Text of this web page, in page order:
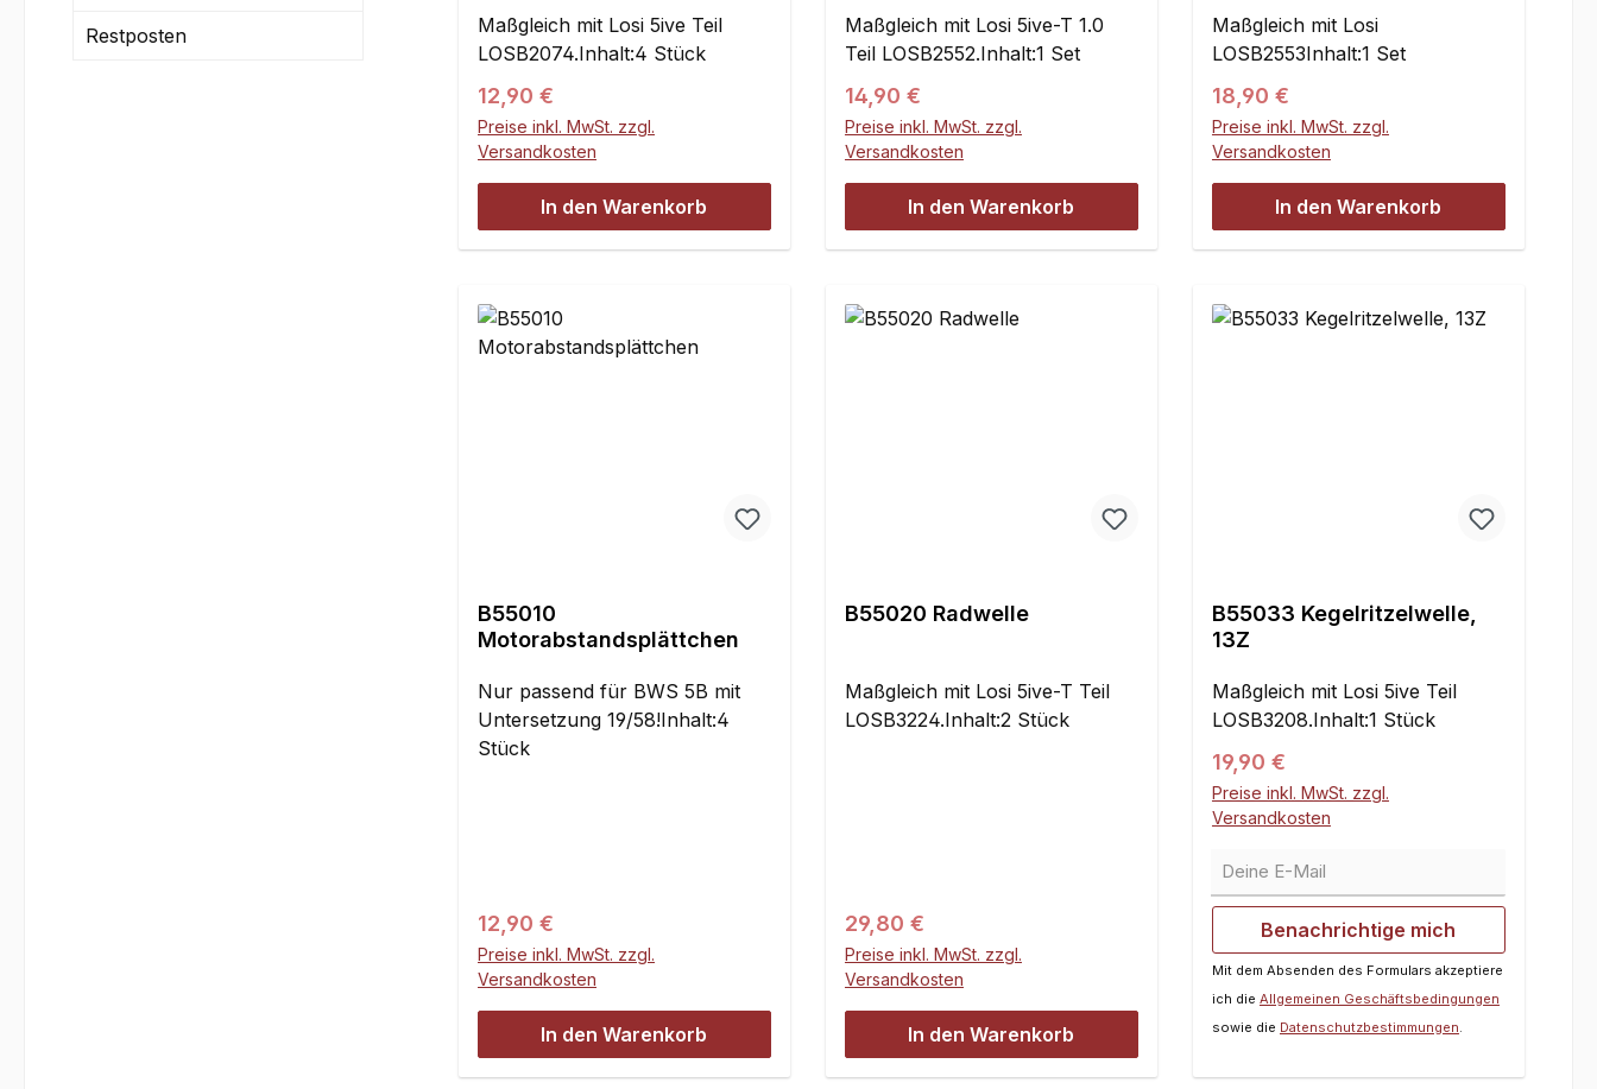
Restposten
Maßgleich mit Losi 5ive Teil
LOSB2074.Inhalt:4 Stück
Regulärer Preis:
12,90 €
Preise inkl. MwSt. zzgl.
Versandkosten
In den Warenkorb
Maßgleich mit Losi 5ive-T 1.0
Teil LOSB2552.Inhalt:1 Set
Regulärer Preis:
14,90 €
Preise inkl. MwSt. zzgl.
Versandkosten
In den Warenkorb
Maßgleich mit Losi
LOSB2553Inhalt:1 Set
Regulärer Preis:
18,90 €
Preise inkl. MwSt. zzgl.
Versandkosten
In den Warenkorb
B55010
Motorabstandsplättchen
Nur passend für BWS 5B mit
Untersetzung 19/58!Inhalt:4
Stück
Regulärer Preis:
12,90 €
Preise inkl. MwSt. zzgl.
Versandkosten
In den Warenkorb
B55020 Radwelle
Maßgleich mit Losi 5ive-T Teil
LOSB3224.Inhalt:2 Stück
Regulärer Preis:
29,80 €
Preise inkl. MwSt. zzgl.
Versandkosten
In den Warenkorb
B55033 Kegelritzelwelle,
13Z
Maßgleich mit Losi 5ive Teil
LOSB3208.Inhalt:1 Stück
Regulärer Preis:
19,90 €
Preise inkl. MwSt. zzgl.
Versandkosten
Deine E-Mail
Benachrichtige mich
Mit dem Absenden des Formulars akzeptiere
ich die Allgemeinen Geschäftsbedingungen
sowie die Datenschutzbestimmungen.